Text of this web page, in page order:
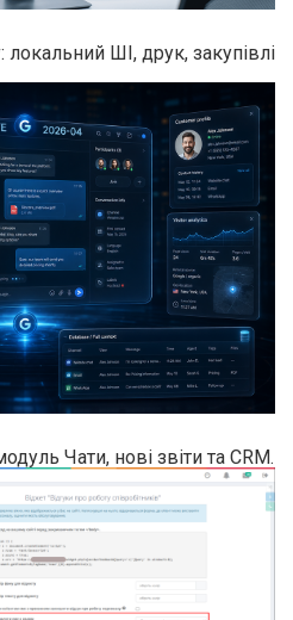
локальний ШІ, друк, закупівлі
Чати, нові звіти та CRM.